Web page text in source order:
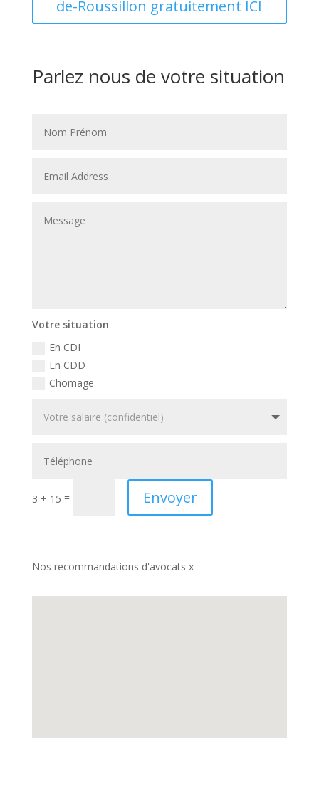
de-Roussillon gratuitement ICI
Parlez nous de votre situation
Votre situation
En CDI
En CDD
Chomage
3 + 15 = Envoyer
Nos recommandations d'avocats x